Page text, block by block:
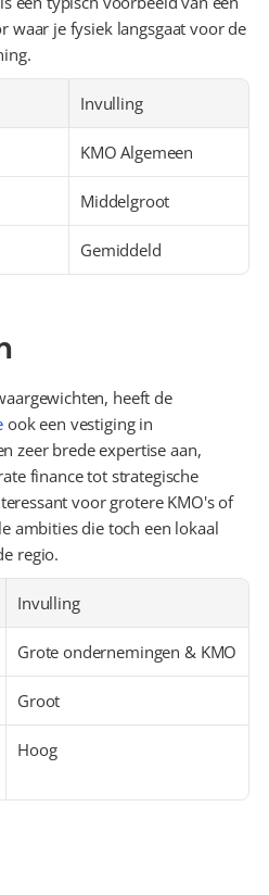
waar je fysiek langsgaat voor de
Invulling
KMO Algemeen
Middelgroot
Gemiddeld
heeft de
ook een vestiging in
zeer brede expertise aan,
finance tot strategische
voor grotere KMO's of
ambities die toch een lokaal
regio.
Invulling
Grote ondernemingen & KMO
Groot
Hoog